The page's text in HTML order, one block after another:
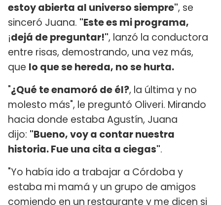
estoy abierta al universo siempre", se
sinceró Juana. "Este es mi programa,
¡dejá de preguntar!", lanzó la conductora
entre risas, demostrando, una vez más,
que lo que se hereda, no se hurta.
"¿Qué te enamoró de él?, la última y no
molesto más", le preguntó Oliveri. Mirando
hacia donde estaba Agustín, Juana
dijo: "Bueno, voy a contar nuestra
historia. Fue una cita a ciegas".
"Yo había ido a trabajar a Córdoba y
estaba mi mamá y un grupo de amigos
comiendo en un restaurante y me dicen si